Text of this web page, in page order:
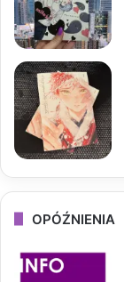
OPÓŹNIENIA